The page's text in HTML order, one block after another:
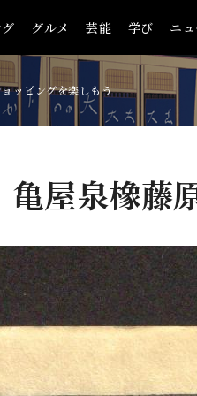
グルメ 芸能 学び ニ
ッピングを楽しもう
亀屋泉橡藤